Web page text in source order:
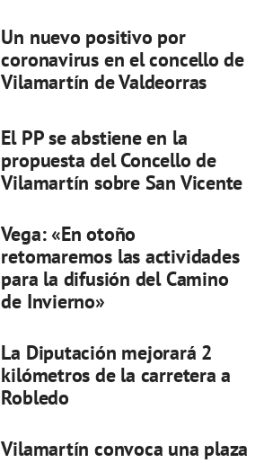
Un nuevo positivo por
coronavirus en el concello de
Vilamartín de Valdeorras
El PP se abstiene en la
propuesta del Concello de
Vilamartín sobre San Vicente
Vega: «En otoño
retomaremos las actividades
para la difusión del Camino
de Invierno»
La Diputación mejorará 2
kilómetros de la carretera a
Robledo
Vilamartín convoca una plaza